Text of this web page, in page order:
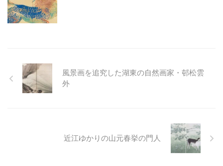
風景画を追究した湖東の自然画家・邨松雲
外
近江ゆかりの山元春挙の門人